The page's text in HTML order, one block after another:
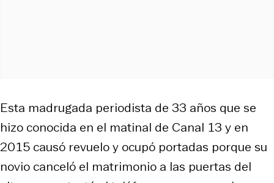
Esta madrugada periodista de 33 años que se
hizo conocida en el matinal de Canal 13 y en
2015 causó revuelo y ocupó portadas porque su
novio canceló el matrimonio a las puertas del